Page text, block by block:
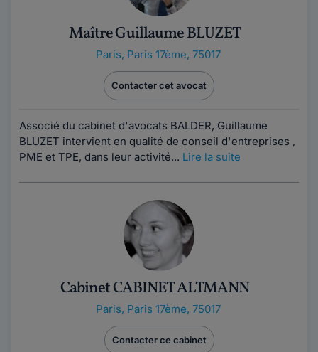
Maître Guillaume BLUZET
Paris, Paris 17ème, 75017
Contacter cet avocat
Associé du cabinet d'avocats BALDER, Guillaume
BLUZET intervient en qualité de conseil d'entreprises ,
PME et TPE, dans leur activité... Lire la suite
Cabinet CABINET ALTMANN
Paris, Paris 17ème, 75017
Contacter ce cabinet